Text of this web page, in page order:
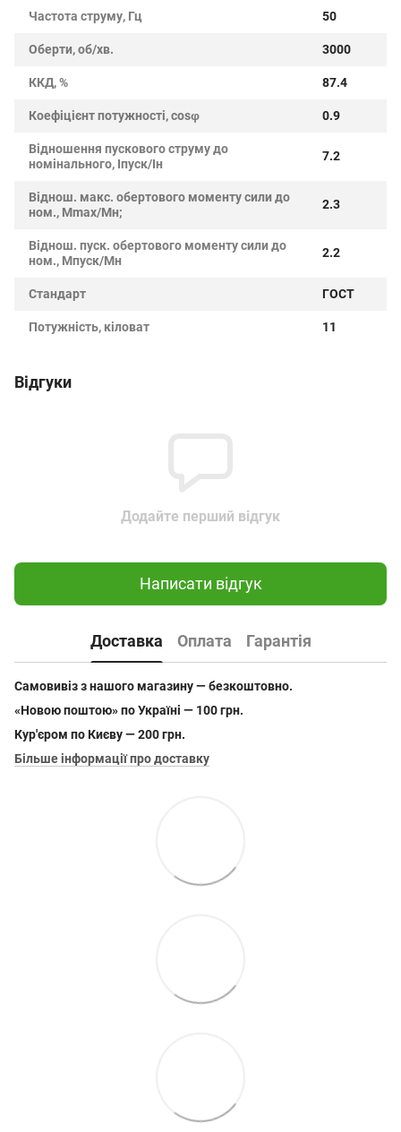
Частота струму, Гц 50
Оберти, об/хв. 3000
ККД, % 87.4
Коефіцієнт потужності, cosφ 0.9
Відношення пускового струму до
номінального, Iпуск/Iн
7.2
Віднош. макс. обертового моменту сили до
ном., Mmax/Mн;
2.3
Віднош. пуск. обертового моменту сили до
ном., Mпуск/Mн
2.2
Стандарт ГОСТ
Потужність, кіловат 11
Відгуки
Додайте перший відгук
Написати відгук
Доставка Оплата Гарантія
Самовивіз з нашого магазину — безкоштовно.
«Новою поштою» по Україні — 100 грн.
Кур'єром по Києву — 200 грн.
Більше інформації про доставку